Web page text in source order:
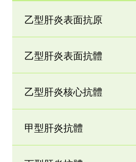
乙型肝炎表面抗原
乙型肝炎表面抗體
乙型肝炎核心抗體
甲型肝炎抗體